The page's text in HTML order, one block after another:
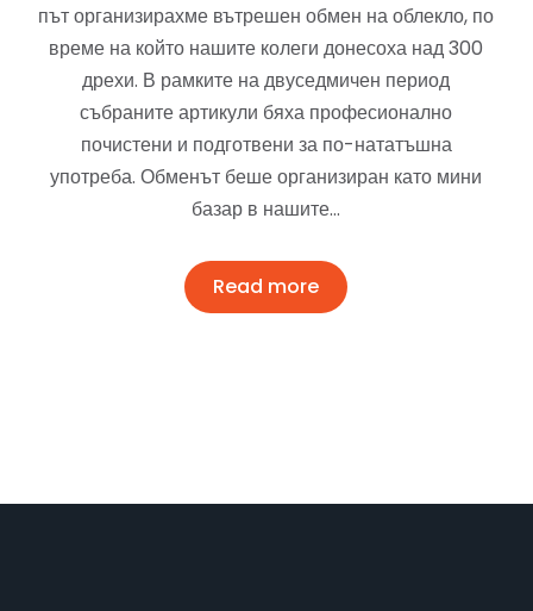
път организирахме вътрешен обмен на облекло, по
време на който нашите колеги донесоха над 300
дрехи. В рамките на двуседмичен период
събраните артикули бяха професионално
почистени и подготвени за по-нататъшна
употреба. Обменът беше организиран като мини
базар в нашите…
Read more